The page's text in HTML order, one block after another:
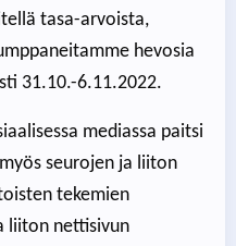
tasa-arvoista,
hevosia
31.10.-6.11.2022.
mediassa paitsi
seurojen ja liiton
tekemien
liiton nettisivun